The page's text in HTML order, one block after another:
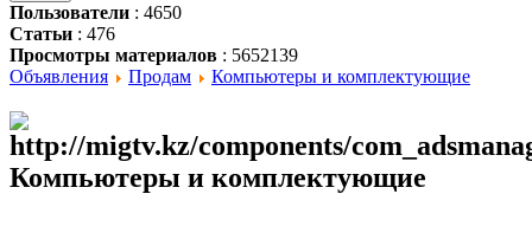
Пользователи : 4650
Статьи : 476
Просмотры материалов : 5652139
Объявления
Продам Компьютеры и комплектующие
Компьютеры и комплектующие